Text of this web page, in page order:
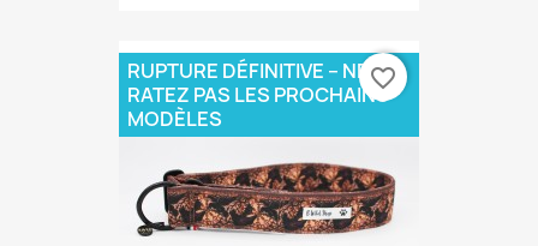
RUPTURE DÉFINITIVE – NE
RATEZ PAS LES PROCHAINS
MODÈLES
favorite_border